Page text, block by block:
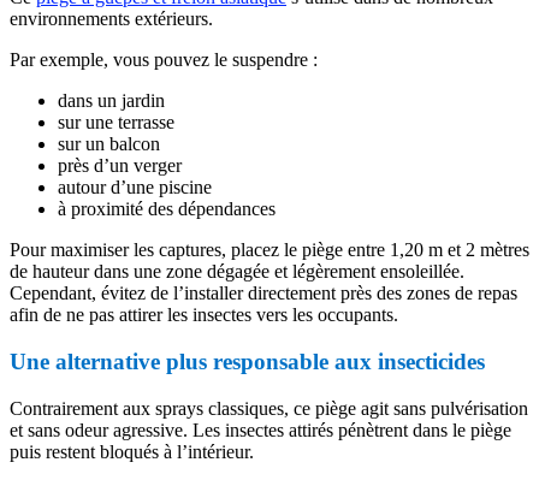
environnements extérieurs.
Par exemple, vous pouvez le suspendre :
dans un jardin
sur une terrasse
sur un balcon
près d’un verger
autour d’une piscine
à proximité des dépendances
Pour maximiser les captures, placez le piège entre 1,20 m et 2 mètres
de hauteur dans une zone dégagée et légèrement ensoleillée.
Cependant, évitez de l’installer directement près des zones de repas
afin de ne pas attirer les insectes vers les occupants.
Une alternative plus responsable aux insecticides
Contrairement aux sprays classiques, ce piège agit sans pulvérisation
et sans odeur agressive. Les insectes attirés pénètrent dans le piège
puis restent bloqués à l’intérieur.